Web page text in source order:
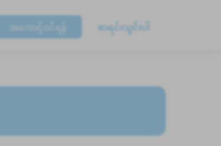
အကောင့်ဝင်ရန် စာရင်းသွင်းပါ